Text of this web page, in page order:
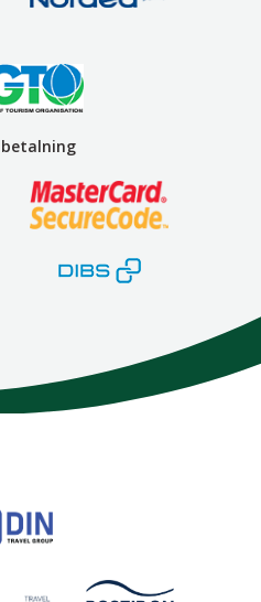
betalning
45 63 50
| ©2026